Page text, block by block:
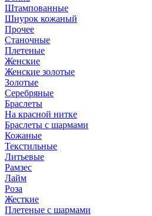
Штампованные
Шнурок кожаный
Прочее
Станочные
Плетеные
Женские
Женские золотые
Золотые
Серебряные
Браслеты
На красной нитке
Браслеты с шармами
Кожаные
Текстильные
Литьевые
Рамзес
Лайм
Роза
Жесткие
Плетеные с шармами